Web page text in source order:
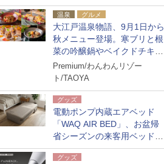
ない」課題解消へ、木金土に
2台体制
温泉 グルメ
大江戸温泉物語、9月1日から
秋メニュー登場。寒ブリと根
菜の吟醸鍋やベイクドチキ
ン、ショコラ＆栗スイーツも
食べ放題に
Premium/わんわんリゾー
ト/TAOYA
グッズ
電動ポンプ内蔵エアベッド
「WAQ AIR BED」、お盆帰
省シーズンの来客用ベッドに
も。使用後は収納バッグでコ
ンパクトに保管
グッズ